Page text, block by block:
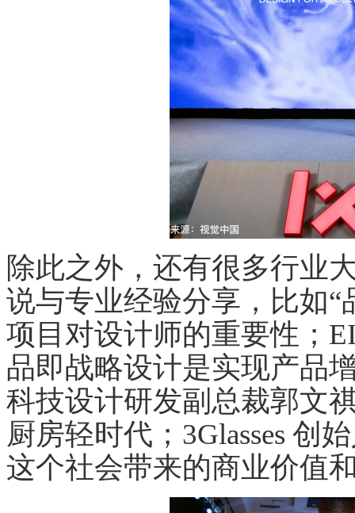
除此之外，还有很多行业
说与专业经验分享，比如
项目对设计师的重要性；
品即战略设计是实现产品
科技设计研发副总裁郭文
厨房轻时代；3Glasses 创
这个社会带来的商业价值